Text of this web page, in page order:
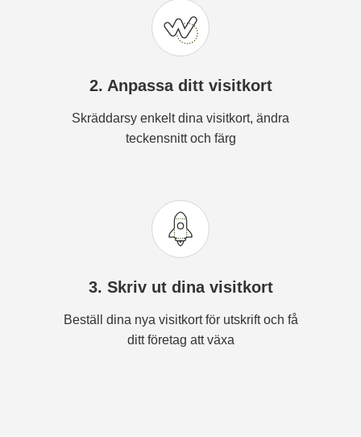
2. Anpassa ditt visitkort
Skräddarsy enkelt dina visitkort, ändra
teckensnitt och färg
3. Skriv ut dina visitkort
Beställ dina nya visitkort för utskrift och få
ditt företag att växa